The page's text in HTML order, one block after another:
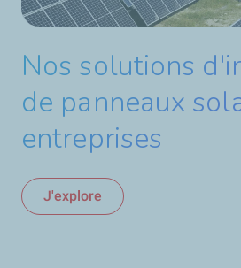
Nos solutions
de panneaux
entreprises
J'explore